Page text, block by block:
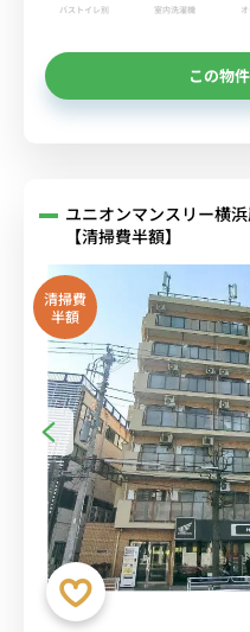
バストイレ別 室内洗濯機
この物
ユニオンマンスリー横
【清掃費半額】
清掃費
半額